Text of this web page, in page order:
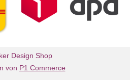
Design Shop
von P1 Commerce